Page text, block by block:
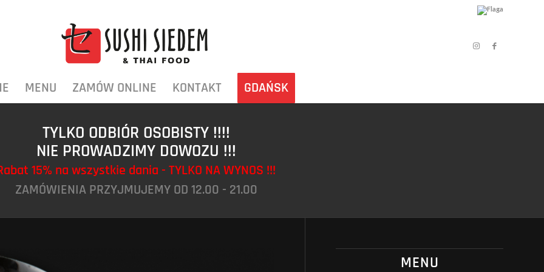
MENU ZAMÓW ONLINE KONTAKT GDAŃSK
TYLKO ODBIÓR OSOBISTY !!!!
NIE PROWADZIMY DOWOZU !!!
15% na wszystkie dania - TYLKO NA WYNOS !!!
ZAMÓWIENIA PRZYJMUJEMY OD 12.00 - 21.00
MENU